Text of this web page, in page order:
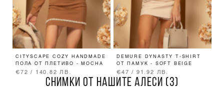
CITYSCAPE COZY HANDMADE
ПОЛА ОТ ПЛЕТИВО - MOCHA
€72 / 140.82 ЛВ.
DEMURE DYNASTY T-SHIRT
ОТ ПАМУК - SOFT BEIGE
€47 / 91.92 ЛВ.
СНИМКИ ОТ НАШИТЕ АЛЕСИ (3)